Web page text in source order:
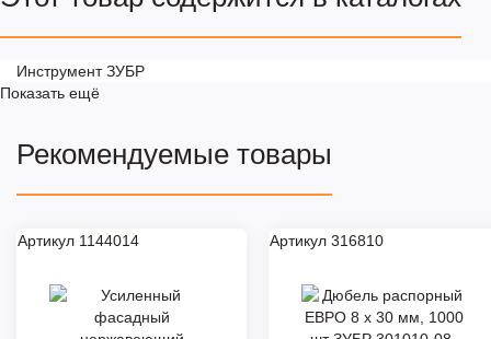
Инструмент ЗУБР
Показать ещё
Рекомендуемые товары
Артикул 1144014 Артикул 316810